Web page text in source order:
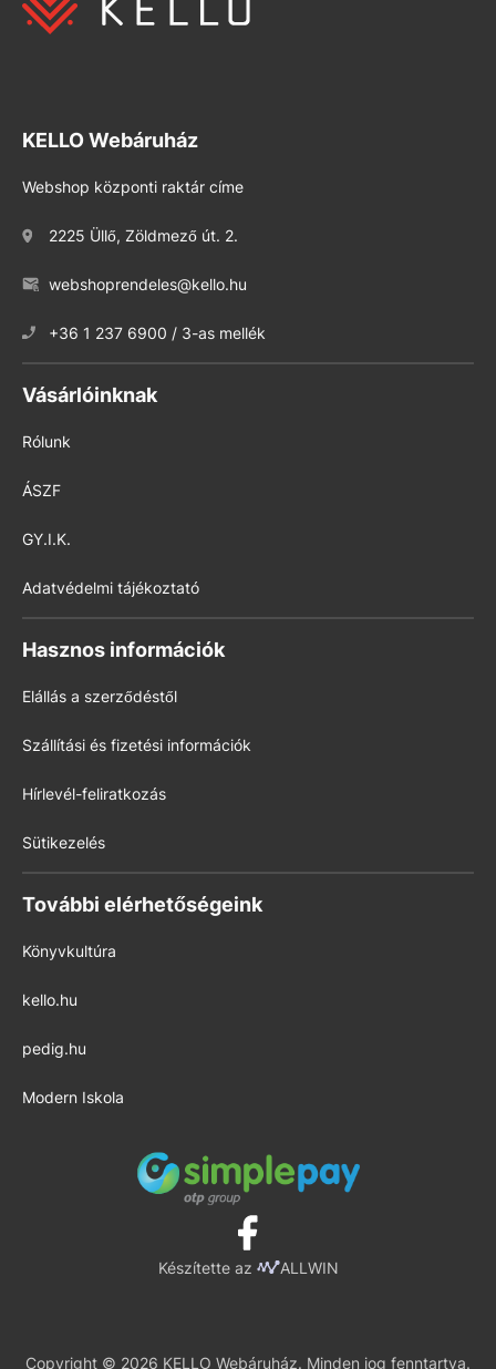
KELLO Webáruház
Webshop központi raktár címe
2225 Üllő, Zöldmező út. 2.
webshoprendeles@kello.hu
+36 1 237 6900 / 3-as mellék
Vásárlóinknak
Rólunk
ÁSZF
GY.I.K.
Adatvédelmi tájékoztató
Hasznos információk
Elállás a szerződéstől
Szállítási és fizetési információk
Hírlevél-feliratkozás
Sütikezelés
További elérhetőségeink
Könyvkultúra
kello.hu
pedig.hu
Modern Iskola
Készítette az ALLWIN
Copyright © 2026 KELLO Webáruház. Minden jog fenntartva.